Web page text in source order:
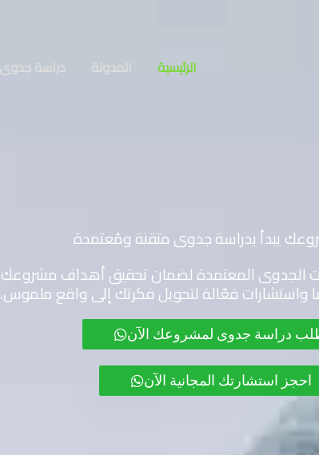
الرئيسية المدونة دراسة
يبدأ بدراسة جدوى متقنة ومُعتمدة
الجدوى المعتمدة لضمان تحقيق أهداف
واستشارات فعّالة لتحويل فكرتك إلى واقع ملموس.
دراسة جدوى لمشروعك الآن
احجز استشارتك المجانية الآن